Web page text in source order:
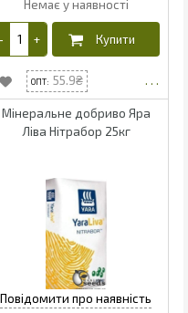
55.9
Мінеральне добриво Яра
Ліва Нітрабор 25кг